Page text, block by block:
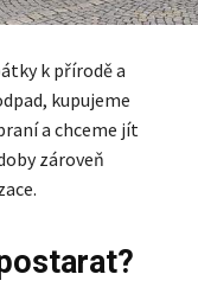
k přírodě a
kupujeme
a chceme jít
zároveň